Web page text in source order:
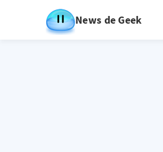
News de Geek